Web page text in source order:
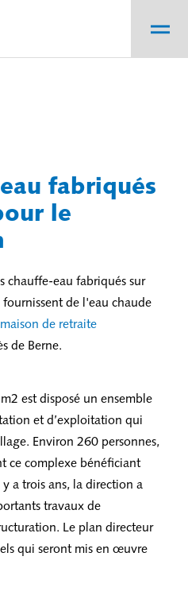
fabriqués
le
chauffe-eau fabriqués sur
fournissent de l'eau chaude
maison de retraite
de Berne.
est disposé un ensemble
et d’exploitation qui
Environ 260 personnes,
ce complexe bénéficiant
a trois ans, la direction a
travaux de
Le plan directeur
qui seront mis en œuvre